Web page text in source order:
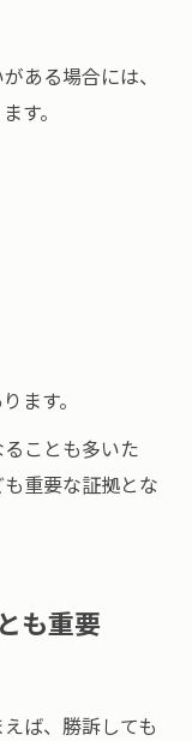
ある場合には、
す。
ます。
ことも多いた
重要な証拠とな
も重要
ば、勝訴しても